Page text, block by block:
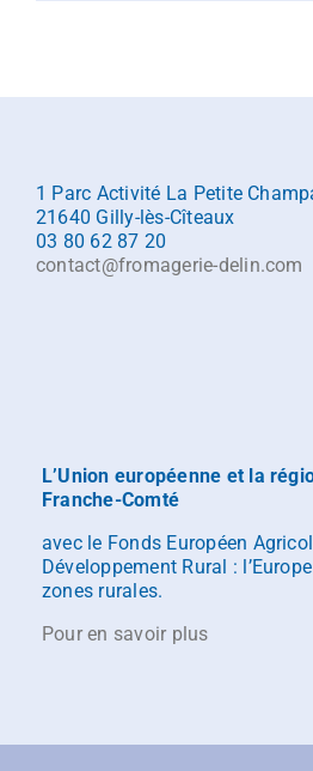
1 Parc Activité La Petite
21640 Gilly-lès-Cîteaux
03 80 62 87 20
contact@fromagerie-delin.com
L’Union européenne et la
Franche-Comté
avec le Fonds Européen
Développement Rural :
zones rurales.
Pour en savoir plus